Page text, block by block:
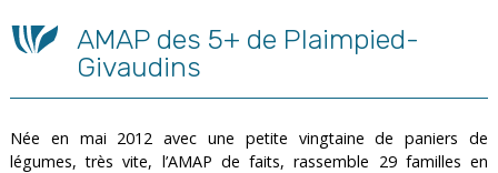
AMAP des 5+ de Plaimpied-
Givaudins
Née en mai 2012 avec une petite vingtaine de paniers de
légumes, très vite, l’AMAP de faits, rassemble 29 familles en